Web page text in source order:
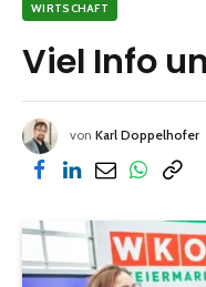
WIRTSCHAFT
Viel Info
von Karl Doppelhofer